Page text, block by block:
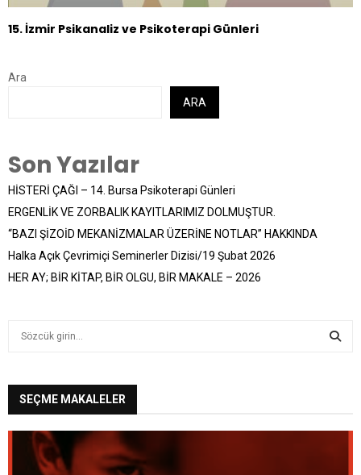
15. İzmir Psikanaliz ve Psikoterapi Günleri
Ara
ARA
Son Yazılar
HİSTERİ ÇAĞI – 14. Bursa Psikoterapi Günleri
ERGENLİK VE ZORBALIK KAYITLARIMIZ DOLMUŞTUR.
“BAZI ŞİZOİD MEKANİZMALAR ÜZERİNE NOTLAR” HAKKINDA
Halka Açık Çevrimiçi Seminerler Dizisi/19 Şubat 2026
HER AY; BİR KİTAP, BİR OLGU, BİR MAKALE – 2026
h
f
A
SEÇME MAKALELER